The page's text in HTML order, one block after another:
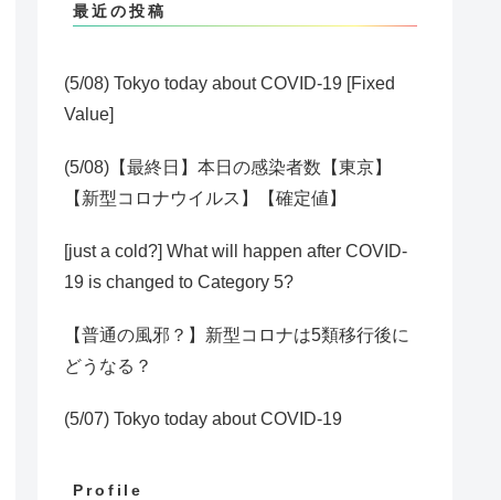
最近の投稿
(5/08) Tokyo today about COVID-19 [Fixed
Value]
(5/08)【最終日】本日の感染者数【東京】
【新型コロナウイルス】【確定値】
[just a cold?] What will happen after COVID-
19 is changed to Category 5?
【普通の風邪？】新型コロナは5類移行後に
どうなる？
(5/07) Tokyo today about COVID-19
Profile